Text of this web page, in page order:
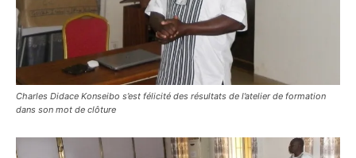
Charles Didace Konseibo s’est félicité des résultats de l’atelier de formation
dans son mot de clôture